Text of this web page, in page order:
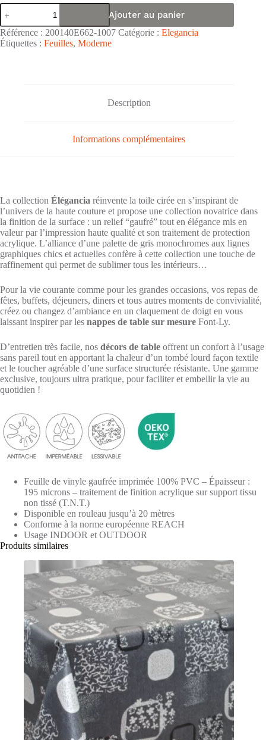
quantité
de
Nappe
de
table
Ajouter au panier
Référence : 200140E662-1007 Catégorie : Elegancia
Étiquettes : Feuilles, Moderne
Description
Informations complémentaires
La collection Élégancia réinvente la toile cirée en s’inspirant de
l’univers de la haute couture et propose une collection novatrice dans
la finition de la surface : un relief “gaufré” tout en élégance mis en
valeur par l’impression haute qualité et son traitement de protection
acrylique. L’alliance d’une palette de gris monochromes aux lignes
graphiques chics et actuelles confère à cette collection une touche de
raffinement qui permet de sublimer tous les intérieurs…
Pour la vie courante comme pour les grandes occasions, vos repas de
fêtes, buffets, déjeuners, diners et tous autres moments de convivialité,
créez ou changez d’ambiance en un claquement de doigt en vous
laissant inspirer par les nappes de table sur mesure Font-Ly.
D’entretien très facile, nos décors de table offrent un confort à l’usage
sans pareil tout en apportant la chaleur d’un tombé lourd façon textile
et le toucher agréable d’une surface structurée résistante. Une gamme
exclusive, toujours ultra pratique, pour faciliter et embellir la vie au
quotidien !
Feuille de vinyle gaufrée imprimée 100% PVC – Épaisseur :
195 microns – traitement de finition acrylique sur support tissu
non tissé (T.N.T.)
Disponible en rouleau jusqu’à 20 mètres
Conforme à la norme européenne REACH
Usage INDOOR et OUTDOOR
Produits similaires